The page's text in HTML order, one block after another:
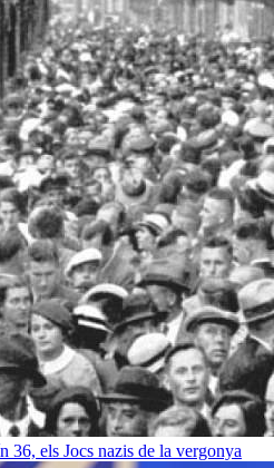
36, els Jocs nazis de la vergonya